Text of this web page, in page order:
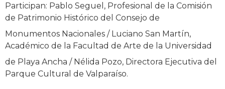
Participan: Pablo Seguel, Profesional de la Comisión
de Patrimonio Histórico del Consejo de
Monumentos Nacionales / Luciano San Martín,
Académico de la Facultad de Arte de la Universidad
de Playa Ancha / Nélida Pozo, Directora Ejecutiva del
Parque Cultural de Valparaíso.